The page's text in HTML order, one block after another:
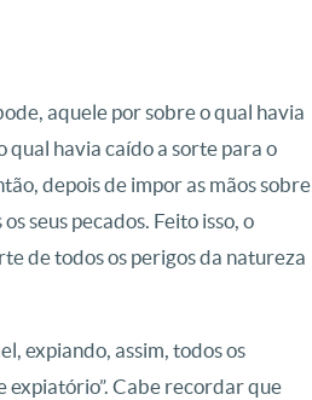
aquele por sobre o qual havia
qual havia caído a sorte para o
depois de impor as mãos sobre
seus pecados. Feito isso, o
de todos os perigos da natureza
expiando, assim, todos os
expiatório”. Cabe recordar que
Livro O Padre: A
R$ 42,41